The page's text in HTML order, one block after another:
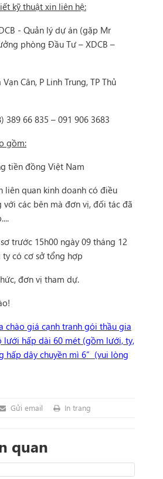
kỹ thuật xin liên hệ:
- Quản lý dự án (gặp Mr
phòng Đầu Tư – XDCB –
Cân, P Linh Trung, TP Thủ
389 66 835 – 091 906 3683
gồm:
tiền đồng Việt Nam
liên quan kinh doanh có điều
với các bên mà đơn vị, đối tác đã
trước 15h00 ngày 09 tháng 12
ty có cơ sở tổng hợp
đơn vị tham dự.
chào giá cạnh tranh gói thầu gia
lưới hấp dài 60 mét (gồm lưới, ty,
hấp dây chuyền mì 6” (vui lòng
Gửi email In trang
quan